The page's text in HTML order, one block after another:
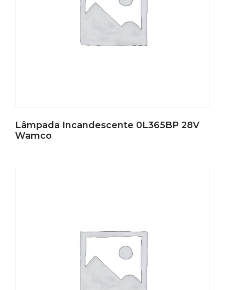
Lâmpada Incandescente 0L365BP 28V
Wamco